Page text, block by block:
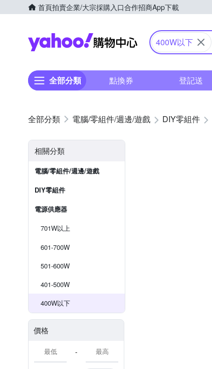
首頁拍賣企業/大宗採購入口合作招商App下載
Yahoo購物中心
400W以下
全部分類 點換券 登記送
電腦/零組件/週邊/遊戲 DIY零組件
相關分類
電腦/零組件/週邊/遊戲
DIY零組件
電源供應器
701W以上
601-700W
501-600W
401-500W
400W以下
價格
-